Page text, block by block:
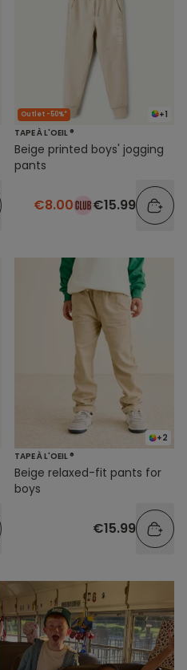
+1
Outlet -50%*
TAPE À L'OEIL ®
Beige printed boys' jogging
pants
€8.00 €15.99
+2
TAPE À L'OEIL ®
Beige relaxed-fit pants for
boys
€15.99